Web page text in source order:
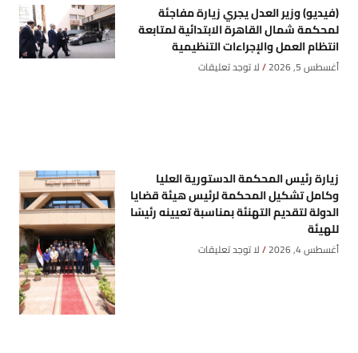
(فيديو) وزير العدل يجري زيارة مفاجئة
لمحكمة شمال القاهرة الابتدائية لمتابعة
انتظام العمل والإجراءات التنظيمية
أغسطس 5, 2026 لا توجد تعليقات
زيارة رئيس المحكمة الدستورية العليا
وكامل تشكيل المحكمة لرئيس هيئة قضايا
الدولة لتقديم التهنئة بمناسبة تعيينه رئيسًا
للهيئة
أغسطس 4, 2026 لا توجد تعليقات